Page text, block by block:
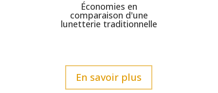
Économies en
comparaison d'une
lunetterie traditionnelle
En savoir plus